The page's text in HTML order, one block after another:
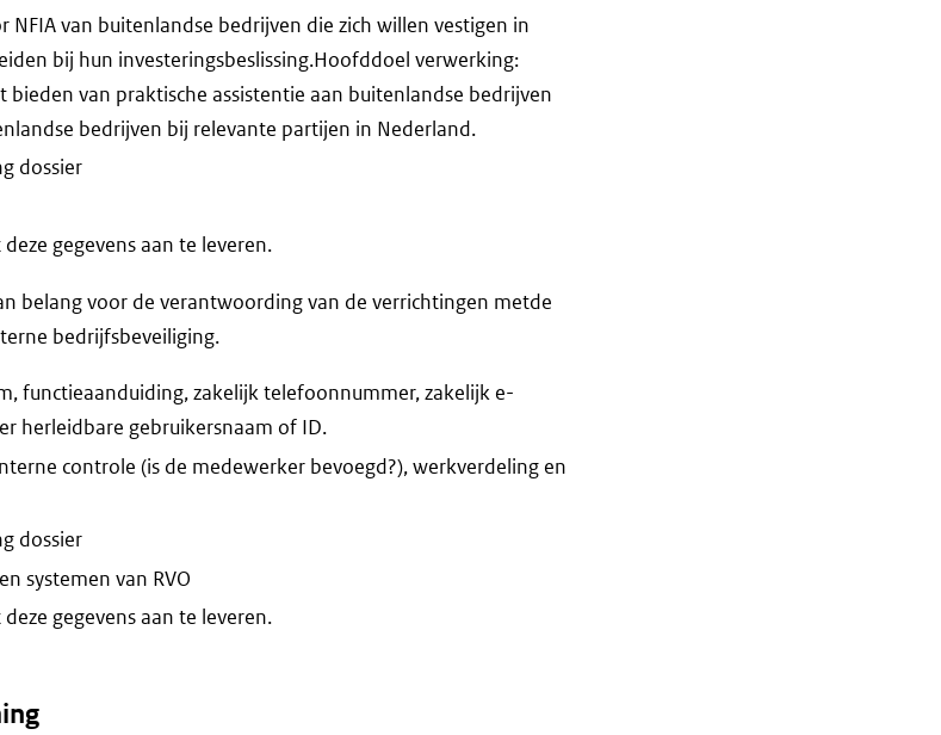
NFIA van buitenlandse bedrijven die zich willen vestigen in
bij hun investeringsbeslissing.Hoofddoel verwerking:
van praktische assistentie aan buitenlandse bedrijven
bedrijven bij relevante partijen in Nederland.
dossier
gegevens aan te leveren.
belang voor de verantwoording van de verrichtingen metde
bedrijfsbeveiliging.
functieaanduiding, zakelijk telefoonnummer, zakelijk e-
herleidbare gebruikersnaam of ID.
controle (is de medewerker bevoegd?), werkverdeling en
dossier
systemen van RVO
gegevens aan te leveren.